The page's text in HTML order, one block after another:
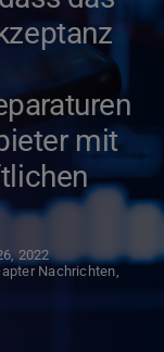
mit
2022
Nachrichten,